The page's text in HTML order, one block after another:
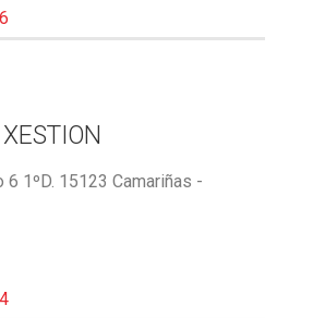
6 1ºD. 15123 Camariñas -